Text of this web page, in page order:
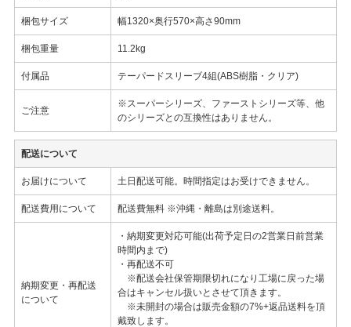
梱包サイズ 幅1320×奥行570×高さ90mm
梱包重量 11.2kg
付属品 テーパードスリーブ4組(ABS樹脂・クリア)
ご注意
※スーパーシリーズ、ファーストシリーズ等、他
のシリーズとの互換性はありません。
配送について
お届けについて 土日配送可能。時間指定はお受けできません。
配送費用について 配送費無料 ※沖縄・離島は別途送料。
納期変更・再配送
について
・納期変更対応可能(出荷予定日の2営業日前営業
時間内まで)
・再配送不可
※配送会社保管期限切れになり工場に戻った場
合はキャンセル扱いとさせて頂きます。
※未開封の場合は販売金額の7%+返品送料を頂
戴致します。